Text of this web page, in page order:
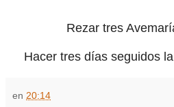
Rezar tres
Hacer tres días seguidos
en 20:14